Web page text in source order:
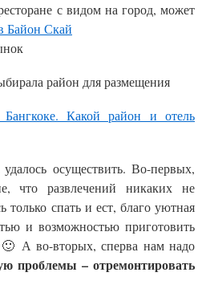
с видом на город, может
Байон Скай
район для размещения
Какой район и отель
осуществить. Во-первых,
что развлечений никаких не
только спать и ест, благо уютная
и возможностью приготовить
🙂 А во-вторых, сперва нам надо
проблемы – отремонтировать